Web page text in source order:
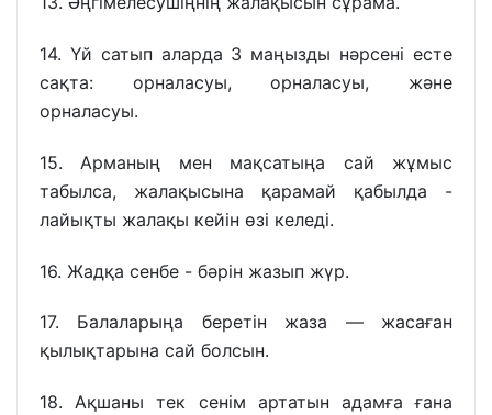
14. Үй сатып аларда 3 маңызды нәрсені есте
сақта: орналасуы, орналасуы, және
орналасуы.
15. Арманың мен мақсатыңа сай жұмыс
табылса, жалақысына қарамай қабылда -
лайықты жалақы кейін өзі келеді.
16. Жадқа сенбе - бәрін жазып жүр.
17. Балаларыңа беретін жаза — жасаған
қылықтарына сай болсын.
18. Ақшаны тек сенім артатын адамға ғана